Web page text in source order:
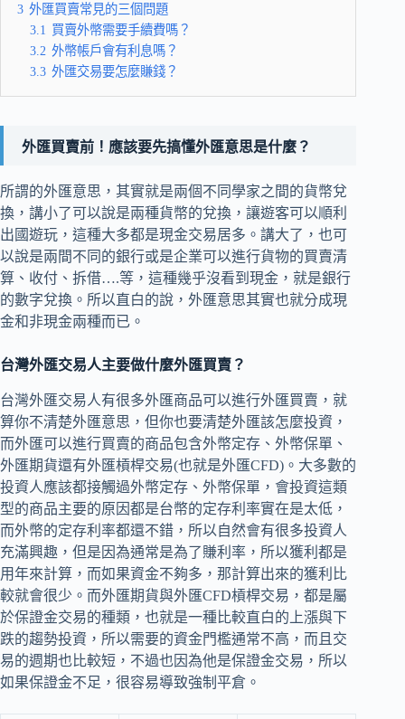
3 外匯買賣常見的三個問題
3.1 買賣外幣需要手續費嗎？
3.2 外幣帳戶會有利息嗎？
3.3 外匯交易要怎麼賺錢？
外匯買賣前！應該要先搞懂外匯意思是什麼？
所謂的外匯意思，其實就是兩個不同學家之間的貨幣兌
換，講小了可以說是兩種貨幣的兌換，讓遊客可以順利
出國遊玩，這種大多都是現金交易居多。講大了，也可
以說是兩間不同的銀行或是企業可以進行貨物的買賣清
算、收付、拆借….等，這種幾乎沒看到現金，就是銀行
的數字兌換。所以直白的說，外匯意思其實也就分成現
金和非現金兩種而已。
台灣外匯交易人主要做什麼外匯買賣？
台灣外匯交易人有很多外匯商品可以進行外匯買賣，就
算你不清楚外匯意思，但你也要清楚外匯該怎麼投資，
而外匯可以進行買賣的商品包含外幣定存、外幣保單、
外匯期貨還有外匯槓桿交易(也就是外匯CFD)。大多數的
投資人應該都接觸過外幣定存、外幣保單，會投資這類
型的商品主要的原因都是台幣的定存利率實在是太低，
而外幣的定存利率都還不錯，所以自然會有很多投資人
充滿興趣，但是因為通常是為了賺利率，所以獲利都是
用年來計算，而如果資金不夠多，那計算出來的獲利比
較就會很少。而外匯期貨與外匯CFD槓桿交易，都是屬
於保證金交易的種類，也就是一種比較直白的上漲與下
跌的趨勢投資，所以需要的資金門檻通常不高，而且交
易的週期也比較短，不過也因為他是保證金交易，所以
如果保證金不足，很容易導致強制平倉。